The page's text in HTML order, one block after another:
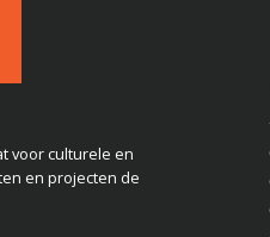
voor culturele en
en projecten de